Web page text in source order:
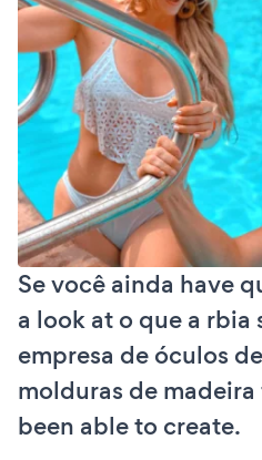
Se você ainda have
a look at o que a rbia
empresa de óculos
molduras de
been able to create.